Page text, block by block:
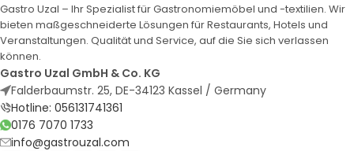
Gastro Uzal – Ihr Spezialist für Gastronomiemöbel und -textilien. Wir
bieten maßgeschneiderte Lösungen für Restaurants, Hotels und
Veranstaltungen. Qualität und Service, auf die Sie sich verlassen
können.
Gastro Uzal GmbH & Co. KG
Falderbaumstr. 25, DE-34123 Kassel / Germany
Hotline: 056131741361
0176 7070 1733
info@gastrouzal.com